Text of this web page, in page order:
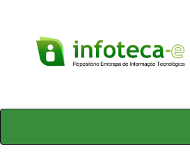
Skip